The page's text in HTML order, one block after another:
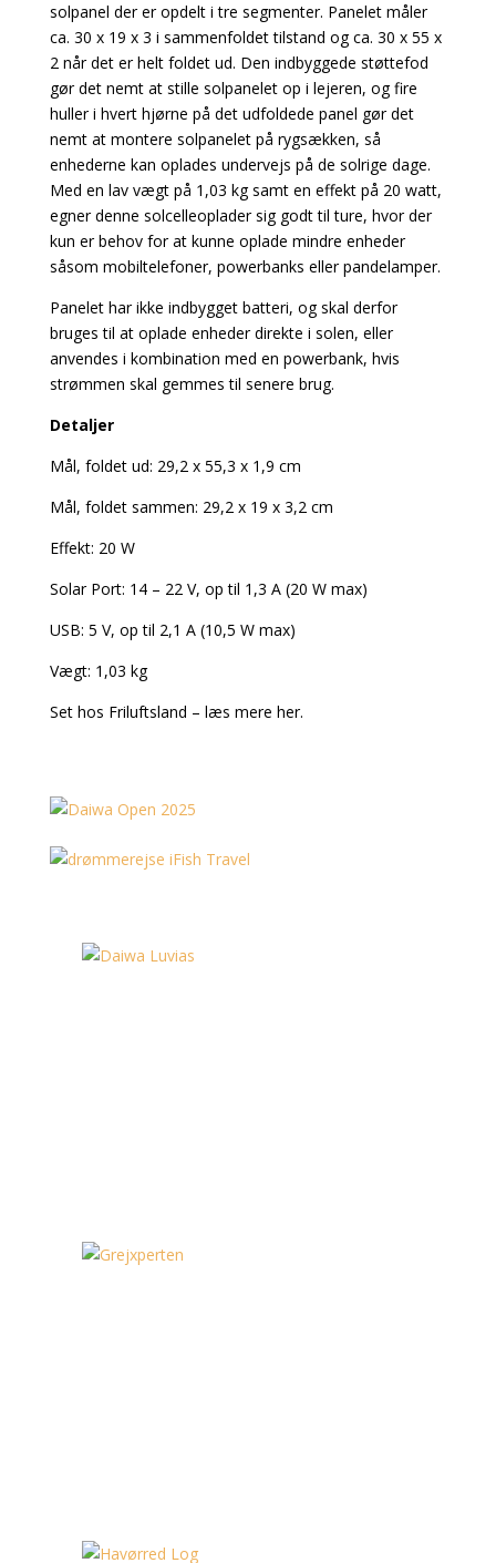
solpanel der er opdelt i tre segmenter. Panelet måler
ca. 30 x 19 x 3 i sammenfoldet tilstand og ca. 30 x 55 x
2 når det er helt foldet ud. Den indbyggede støttefod
gør det nemt at stille solpanelet op i lejeren, og fire
huller i hvert hjørne på det udfoldede panel gør det
nemt at montere solpanelet på rygsækken, så
enhederne kan oplades undervejs på de solrige dage.
Med en lav vægt på 1,03 kg samt en effekt på 20 watt,
egner denne solcelleoplader sig godt til ture, hvor der
kun er behov for at kunne oplade mindre enheder
såsom mobiltelefoner, powerbanks eller pandelamper.
Panelet har ikke indbygget batteri, og skal derfor
bruges til at oplade enheder direkte i solen, eller
anvendes i kombination med en powerbank, hvis
strømmen skal gemmes til senere brug.
Detaljer
Mål, foldet ud: 29,2 x 55,3 x 1,9 cm
Mål, foldet sammen: 29,2 x 19 x 3,2 cm
Effekt: 20 W
Solar Port: 14 – 22 V, op til 1,3 A (20 W max)
USB: 5 V, op til 2,1 A (10,5 W max)
Vægt: 1,03 kg
Set hos Friluftsland – læs mere her.